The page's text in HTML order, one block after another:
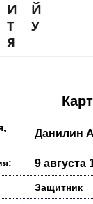
И
Й
Т
У
Я
Данилин
9 августа
Защитник